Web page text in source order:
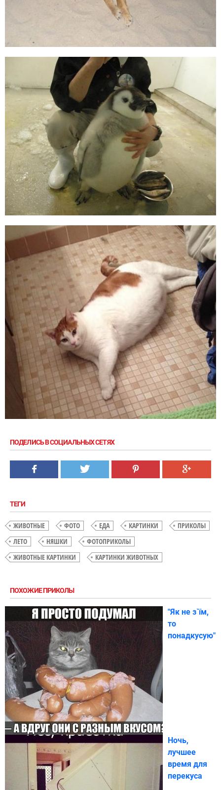
ПОДЕЛИСЬ В СОЦИАЛЬНЫХ СЕТЯХ
ТЕГИ
ЖИВОТНЫЕ ФОТО ЕДА КАРТИНКИ
ПРИКОЛЫ
ЛЕТО
НЯШКИ
ФОТОПРИКОЛЫ
ЖИВОТНЫЕ КАРТИНКИ
КАРТИНКИ ЖИВОТНЫХ
ПОХОЖИЕ ПРИКОЛЫ
"Як не з`їм,
то
понадкусую"
Ночь,
лучшее
время для
перекуса